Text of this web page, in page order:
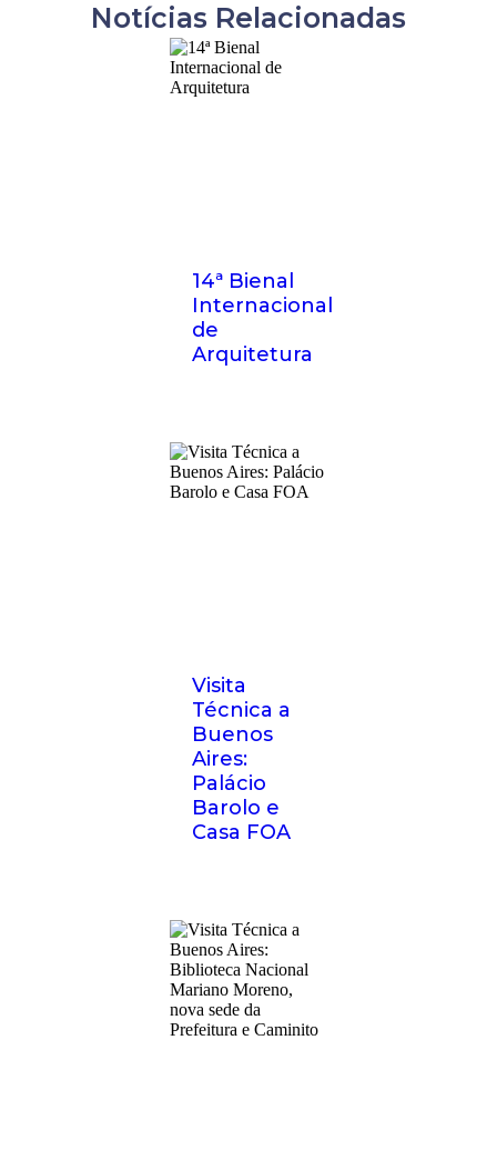
Notícias Relacionadas
14ª Bienal
Internacional
de
Arquitetura
Visita
Técnica a
Buenos
Aires:
Palácio
Barolo e
Casa FOA